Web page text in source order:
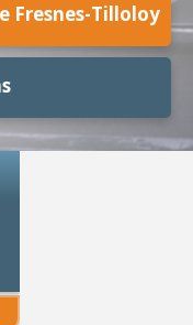
Fresnes-Tilloloy